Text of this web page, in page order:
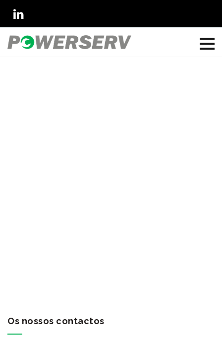
Os nossos contactos